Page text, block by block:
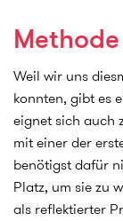
Weil wir uns
konnten, gibt es
eignet sich auch
mit einer der
benötigst dafür
Platz, um sie zu
als reflektierter